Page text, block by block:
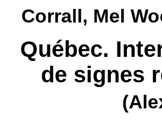
Corrall, Mel
Québec.
de signes